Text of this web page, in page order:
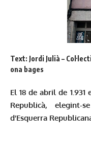
Text: Jordi Julià –
ona bages
El 18 de abril de
Republicà,
d’Esquerra